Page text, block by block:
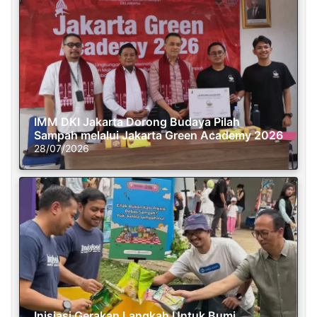
IMM DKI Jakarta Dorong Budaya Pilah
Sampah melalui Jakarta Green Academy 2026
28/07/2026